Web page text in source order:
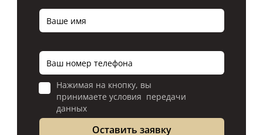
Нажимая на кнопку, вы
принимаете условия передачи
данных